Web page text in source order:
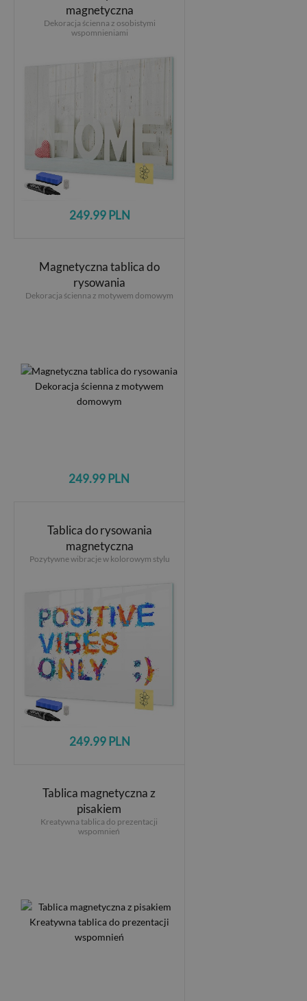
magnetyczna
Dekoracja ścienna z osobistymi
wspomnieniami
249.99 PLN
Magnetyczna tablica do
rysowania
Dekoracja ścienna z motywem domowym
249.99 PLN
Tablica do rysowania
magnetyczna
Pozytywne wibracje w kolorowym stylu
249.99 PLN
Tablica magnetyczna z
pisakiem
Kreatywna tablica do prezentacji
wspomnień